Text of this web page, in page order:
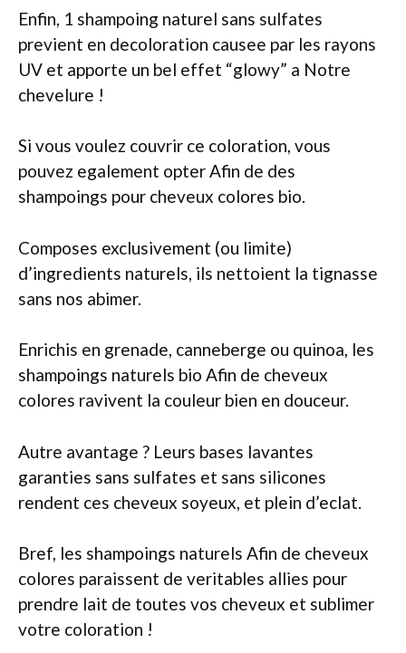
Enfin, 1 shampoing naturel sans sulfates
previent en decoloration causee par les rayons
UV et apporte un bel effet “glowy” a Notre
chevelure !
Si vous voulez couvrir ce coloration, vous
pouvez egalement opter Afin de des
shampoings pour cheveux colores bio.
Composes exclusivement (ou limite)
d’ingredients naturels, ils nettoient la tignasse
sans nos abimer.
Enrichis en grenade, canneberge ou quinoa, les
shampoings naturels bio Afin de cheveux
colores ravivent la couleur bien en douceur.
Autre avantage ? Leurs bases lavantes
garanties sans sulfates et sans silicones
rendent ces cheveux soyeux, et plein d’eclat.
Bref, les shampoings naturels Afin de cheveux
colores paraissent de veritables allies pour
prendre lait de toutes vos cheveux et sublimer
votre coloration !